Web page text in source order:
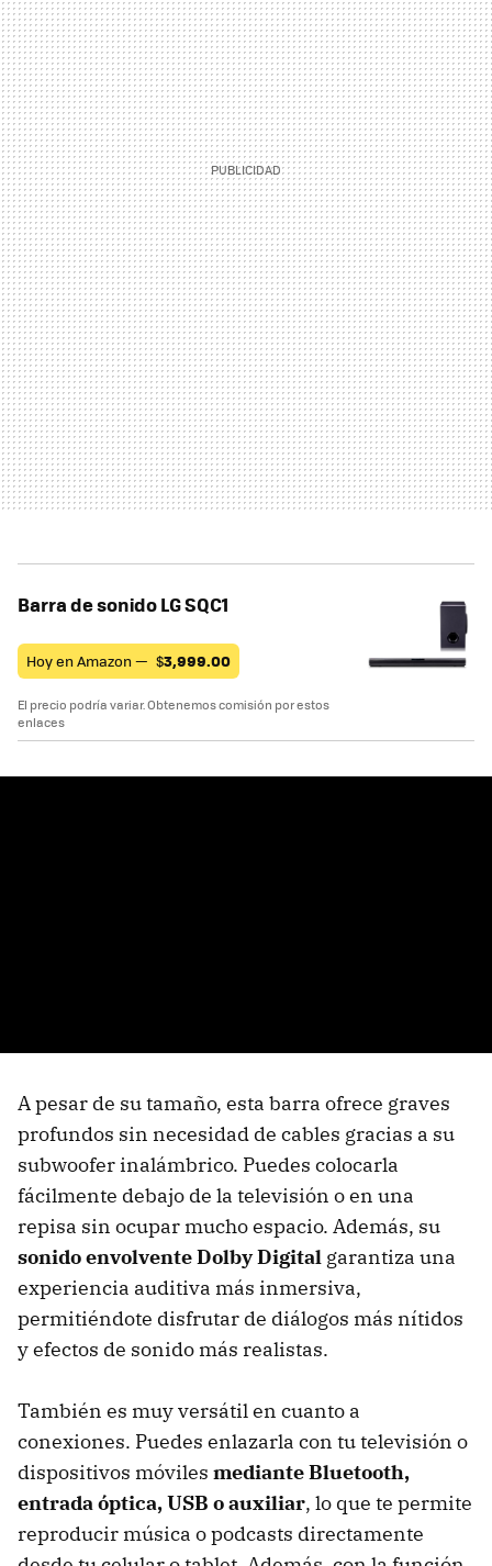
Barra de sonido LG SQC1
Hoy en Amazon — $3,999.00
El precio podría variar. Obtenemos comisión por estos
enlaces
A pesar de su tamaño, esta barra ofrece graves
profundos sin necesidad de cables gracias a su
subwoofer inalámbrico. Puedes colocarla
fácilmente debajo de la televisión o en una
repisa sin ocupar mucho espacio. Además, su
sonido envolvente Dolby Digital garantiza una
experiencia auditiva más inmersiva,
permitiéndote disfrutar de diálogos más nítidos
y efectos de sonido más realistas.
También es muy versátil en cuanto a
conexiones. Puedes enlazarla con tu televisión o
dispositivos móviles mediante Bluetooth,
entrada óptica, USB o auxiliar, lo que te permite
reproducir música o podcasts directamente